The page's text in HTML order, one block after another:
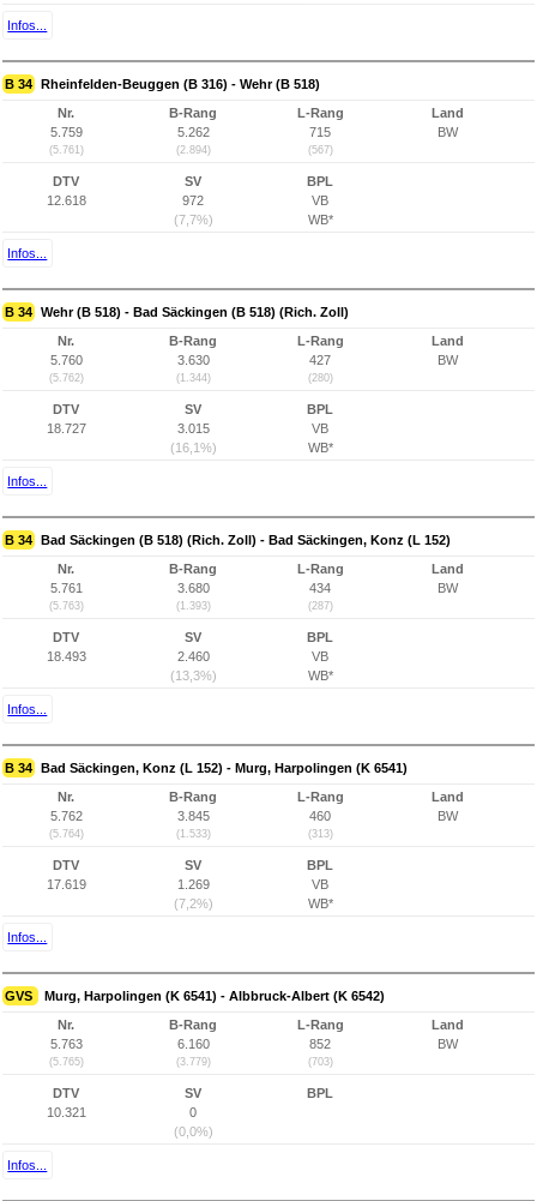
Infos...
B 34 Rheinfelden-Beuggen (B 316) - Wehr (B 518)
Nr.
5.759
(5.761)
B-Rang
5.262
(2.894)
L-Rang
715
(567)
Land
BW
DTV
12.618
SV
972
(7,7%)
BPL
VB
WB*
Infos...
B 34 Wehr (B 518) - Bad Säckingen (B 518) (Rich. Zoll)
Nr.
5.760
(5.762)
B-Rang
3.630
(1.344)
L-Rang
427
(280)
Land
BW
DTV
18.727
SV
3.015
(16,1%)
BPL
VB
WB*
Infos...
B 34 Bad Säckingen (B 518) (Rich. Zoll) - Bad Säckingen, Konz (L 152)
Nr.
5.761
(5.763)
B-Rang
3.680
(1.393)
L-Rang
434
(287)
Land
BW
DTV
18.493
SV
2.460
(13,3%)
BPL
VB
WB*
Infos...
B 34 Bad Säckingen, Konz (L 152) - Murg, Harpolingen (K 6541)
Nr.
5.762
(5.764)
B-Rang
3.845
(1.533)
L-Rang
460
(313)
Land
BW
DTV
17.619
SV
1.269
(7,2%)
BPL
VB
WB*
Infos...
GVS Murg, Harpolingen (K 6541) - Albbruck-Albert (K 6542)
Nr.
5.763
(5.765)
B-Rang
6.160
(3.779)
L-Rang
852
(703)
Land
BW
DTV
10.321
SV
0
(0,0%)
BPL
Infos...